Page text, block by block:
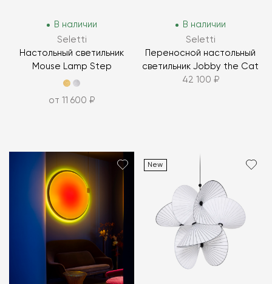
В наличии
Seletti
Настольный светильник
Mouse Lamp Step
от 11 600 ₽
В наличии
Seletti
Переносной настольный
светильник Jobby the Cat
42 100 ₽
New